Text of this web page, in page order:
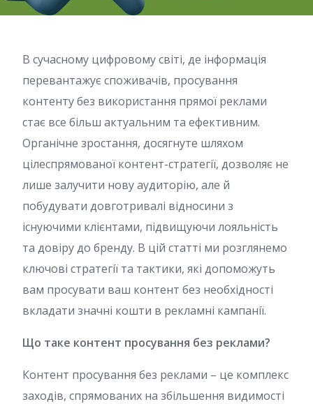
В сучасному цифровому світі, де інформація
перевантажує споживачів, просування
контенту без використання прямої реклами
стає все більш актуальним та ефективним.
Органічне зростання, досягнуте шляхом
цілеспрямованої контент-стратегії, дозволяє не
лише залучити нову аудиторію, але й
побудувати довготривалі відносини з
існуючими клієнтами, підвищуючи лояльність
та довіру до бренду. В цій статті ми розглянемо
ключові стратегії та тактики, які допоможуть
вам просувати ваш контент без необхідності
вкладати значні кошти в рекламні кампанії.
Що таке контент просування без реклами?
Контент просування без реклами – це комплекс
заходів, спрямованих на збільшення видимості